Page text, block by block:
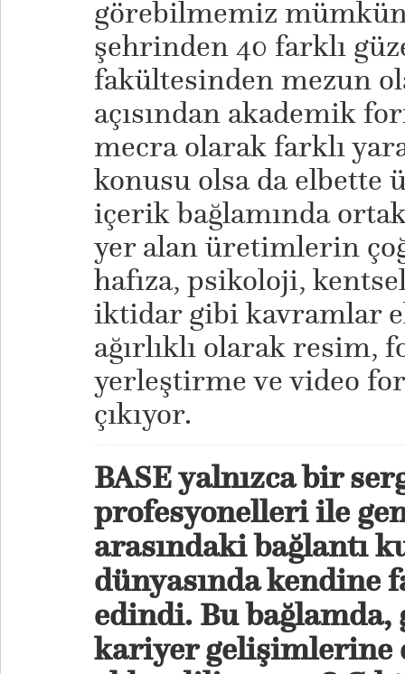
görebilmemiz
şehrinden 40 farklı
fakültesinden mezun
açısından akademik
mecra olarak farklı
konusu olsa da elbette
içerik bağlamında
yer alan üretimlerin
hafıza, psikoloji,
iktidar gibi kavramlar
ağırlıklı olarak resim,
yerleştirme ve video
çıkıyor.
BASE yalnızca bir
profesyonelleri ile
arasındaki bağlantı
dünyasında kendine
edindi. Bu bağlamda,
kariyer gelişimlerine